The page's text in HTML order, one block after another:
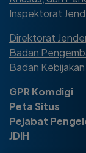
Inspektorat
Direktorat
Badan
Badan
GPR Komdigi
Peta Situs
Pejabat
JDIH